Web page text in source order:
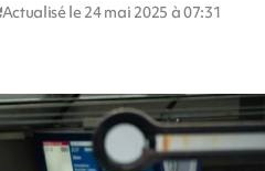
Actualisé le 24 mai 2025 à 07:31